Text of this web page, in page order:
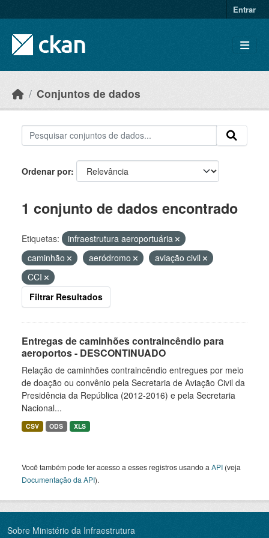
Entrar
Conjuntos de dados
Ordenar por
1 conjunto de dados encontrado
Etiquetas:
infraestrutura aeroportuária
caminhão
aeródromo
aviação civil
CCI
Filtrar Resultados
Entregas de caminhões contraincêndio para
aeroportos - DESCONTINUADO
Relação de caminhões contraincêndio entregues por meio
de doação ou convênio pela Secretaria de Aviação Civil da
Presidência da República (2012-2016) e pela Secretaria
Nacional...
CSV ODS XLS
Você também pode ter acesso a esses registros usando a API (veja
Documentação da API).
Sobre Ministério da Infraestrutura